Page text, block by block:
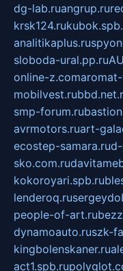
dg-lab.ruangrup.ru
krsk124.ru
analitikaplus.ru
sloboda-ural.pp.ru
online-z.com
mobilvest.ru
smp-forum.ru
avrmotors.ruart-
ecostep-samara.ru
sko.com.ru
kokoroyari.spb.ru
lenderoq.ru
people-of-art.ru
dynamoauto.ruszk-
kingbolenskaner.ru
act1.spb.ru